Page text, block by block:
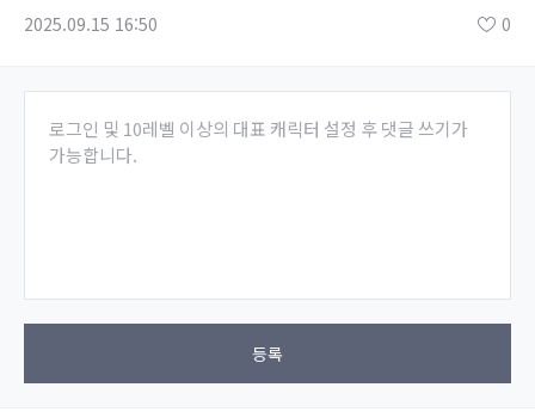
2025.09.15 16:50 0
로그인 및 10레벨 이상의 대표 캐릭터 설정 후 댓글 쓰기가
가능합니다.
등록